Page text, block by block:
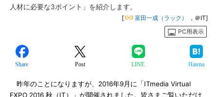
人材に必要な3ポイント」を紹介します。
[ 富田一成（ラック）
，＠IT]
PC用表示
Share Post LINE Hatena
昨年のことになりますが、2016年9月に「ITmedia Virtual
EXPO 2016 秋（IT）」が開催されました。皆さまご覧いただけ